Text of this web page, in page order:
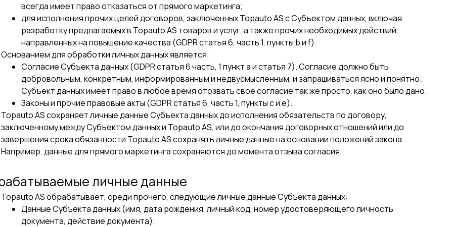
всегда имеет право отказаться от прямого маркетинга;
для исполнения прочих целей договоров, заключенных Topauto AS с Субъектом данных, включая
разработку предлагаемых в Topauto AS товаров и услуг, а также прочих необходимых действий,
направленных на повышение качества (GDPR статья 6, часть 1, пункты b и f).
Основанием для обработки личных данных является:
Согласие Субъекта данных (GDPR статья 6 часть, 1 пункт a и статья 7). Согласие должно быть
добровольным, конкретным, информированным и недвусмысленным, и запрашиваться ясно и понятно.
Субъект данных имеет право в любое время отозвать свое согласие так же просто, как оно было дано.
Законы и прочие правовые акты (GDPR статья 6, часть 1, пункты c и e).
Topauto AS сохраняет личные данные Субъекта данных до исполнения обязательств по договору,
заключенному между Субъектом данных и Topauto AS, или до окончания договорных отношений или до
завершения срока обязанности Topauto AS сохранять личные данные на основании положений закона.
Например, данные для прямого маркетинга сохраняются до момента отзыва согласия.
личные данные
Topauto AS обрабатывает, среди прочего, следующие личные данные Субъекта данных:
Данные Субъекта данных (имя, дата рождения, личный код, номер удостоверяющего личность
документа, действие документа);